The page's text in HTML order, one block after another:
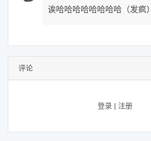
诶哈哈哈哈哈哈哈哈（发疯）
评论
登录 | 注册